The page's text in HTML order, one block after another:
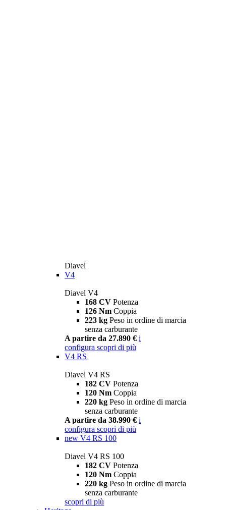
Diavel
V4
Diavel V4
168 CV Potenza
126 Nm Coppia
223 kg Peso in ordine di marcia
senza carburante
A partire da 27.890 € i
configura scopri di più
V4 RS
Diavel V4 RS
182 CV Potenza
120 Nm Coppia
220 kg Peso in ordine di marcia
senza carburante
A partire da 38.990 € i
configura scopri di più
new V4 RS 100
Diavel V4 RS 100
182 CV Potenza
120 Nm Coppia
220 kg Peso in ordine di marcia
senza carburante
scopri di più